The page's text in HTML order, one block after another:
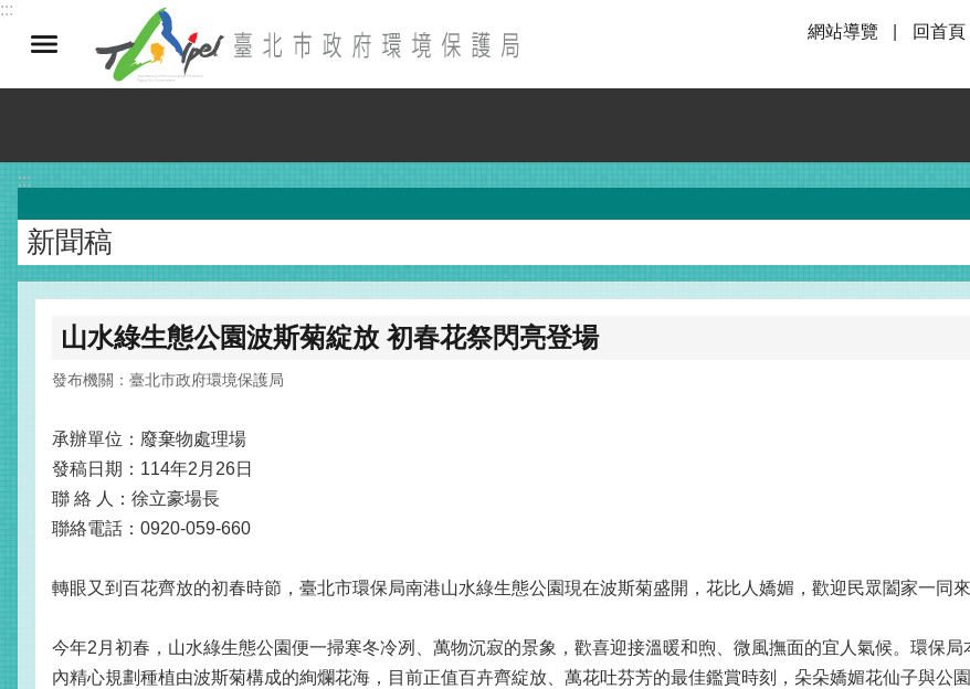
跳到主要內容區塊
:::
網站導覽
回首頁
:::
新聞稿
山水綠生態公園波斯菊綻放 初春花祭閃亮登場
發布機關：臺北市政府環境保護局
承辦單位：廢棄物處理場
發稿日期：114年2月26日
聯 絡 人：徐立豪場長
聯絡電話：0920-059-660
轉眼又到百花齊放的初春時節，臺北市環保局南港山水綠生態公園現在波斯菊盛開，花比人嬌媚，歡迎民眾闔家一同
今年2月初春，山水綠生態公園便一掃寒冬冷冽、萬物沉寂的景象，歡喜迎接溫暖和煦、微風撫面的宜人氣候。環保
內精心規劃種植由波斯菊構成的絢爛花海，目前正值百卉齊綻放、萬花吐芬芳的最佳鑑賞時刻，朵朵嬌媚花仙子與公